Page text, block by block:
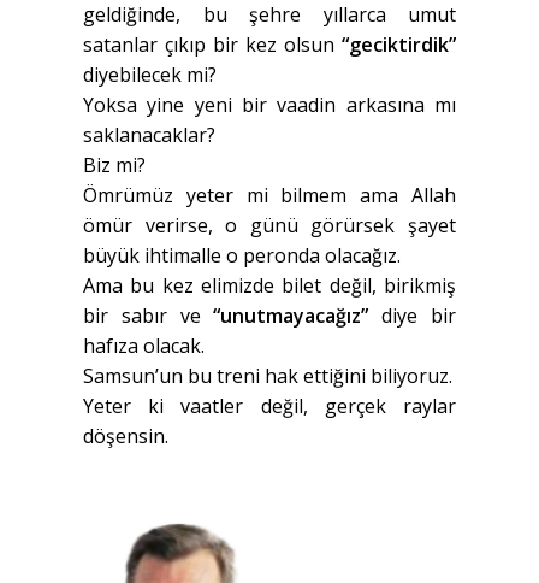
geldiğinde, bu şehre yıllarca umut
satanlar çıkıp bir kez olsun “geciktirdik”
diyebilecek mi?
Yoksa yine yeni bir vaadin arkasına mı
saklanacaklar?
Biz mi?
Ömrümüz yeter mi bilmem ama Allah
ömür verirse, o günü görürsek şayet
büyük ihtimalle o peronda olacağız.
Ama bu kez elimizde bilet değil, birikmiş
bir sabır ve“unutmayacağız” diye bir
hafıza olacak.
Samsun’un bu treni hak ettiğini biliyoruz.
Yeter ki vaatler değil, gerçek raylar
döşensin.